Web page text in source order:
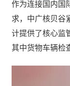
作为连接国内国
求，中广核贝谷
计提供了核心监
其中货物车辆检